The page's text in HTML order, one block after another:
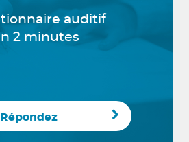
auditif
2 minutes
Répondez